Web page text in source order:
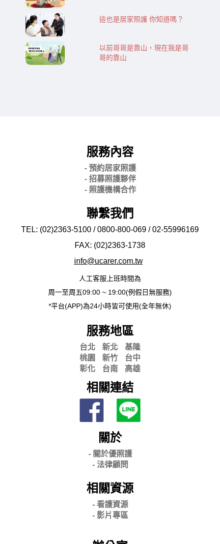
這也是居家照護 你知道嗎？
以前哥哥是靠山，現在我是哥
哥的靠山
服務內容
- 預約居家照護
- 招募照護夥伴
- 照護機構合作
聯繫我們
TEL: (02)2363-5100 / 0800-800-069 / 02-55996169
FAX: (02)2363-1738
info@ucarer.com.tw
人工客服上班時間為
周一至周五09:00 ~ 19:00(例假日無服務)
*平台(APP)為24小時皆可使用(全年無休)
服務地區
台北 新北
基隆
桃園
新竹
台中
彰化
台南 高雄
相關連結
關於
- 關於優照護
- 法律顧問
相關資源
- 看護資源
- 影片專區